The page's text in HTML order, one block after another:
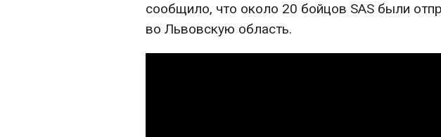
сообщило, что около 20 бойцов SAS были
во Львовскую область.